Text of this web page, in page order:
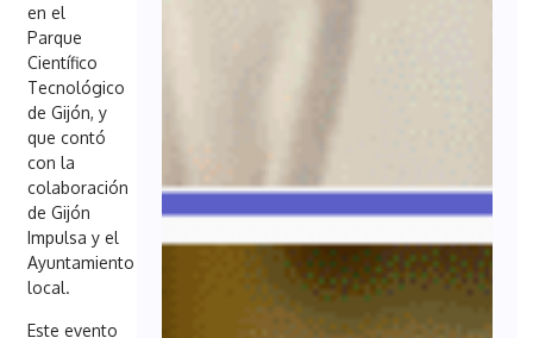
en el
Parque
Científico
Tecnológico
de Gijón, y
que contó
con la
colaboración
de Gijón
Impulsa y el
Ayuntamiento
local.
Este evento